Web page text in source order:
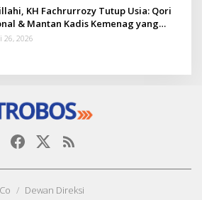
KH Fachrurrozy Tutup Usia: Qori
& Mantan Kadis Kemenag yang
Teladan
26, 2026
Dewan Direksi